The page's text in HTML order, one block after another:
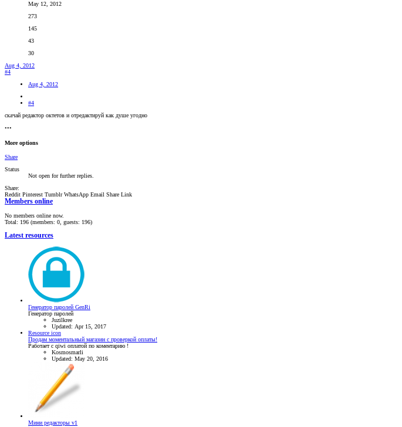
May 12, 2012
273
145
43
30
Aug 4, 2012
#4
Aug 4, 2012
#4
скачай редактор октетов и отредактируй как душе угодно
•••
More options
Share
Status
Not open for further replies.
Share:
Reddit Pinterest Tumblr WhatsApp Email Share Link
Members online
No members online now.
Total: 196 (members: 0, guests: 196)
Latest resources
Генератор паролей GenRi
Генератор паролей
Juzilkree
Updated: Apr 15, 2017
Resource icon
Продам моментальный магазин с проверкой оплаты!
Работает с qiwi оплатой по коментарию !
Kosmosmarli
Updated: May 20, 2016
Мини редакторы v1